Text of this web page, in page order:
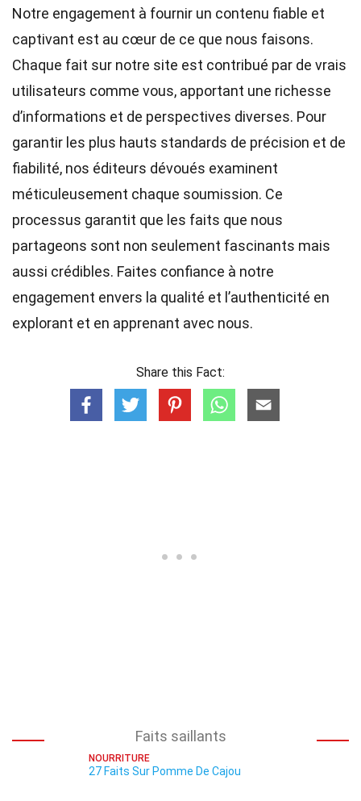
Notre engagement à fournir un contenu fiable et
captivant est au cœur de ce que nous faisons.
Chaque fait sur notre site est contribué par de vrais
utilisateurs comme vous, apportant une richesse
d’informations et de perspectives diverses. Pour
garantir les plus hauts standards de précision et de
fiabilité, nos éditeurs dévoués examinent
méticuleusement chaque soumission. Ce
processus garantit que les faits que nous
partageons sont non seulement fascinants mais
aussi crédibles. Faites confiance à notre
engagement envers la qualité et l’authenticité en
explorant et en apprenant avec nous.
Share this Fact:
Faits saillants
NOURRITURE
27 Faits Sur Pomme De Cajou